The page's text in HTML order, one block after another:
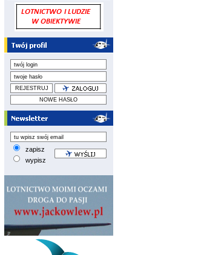
zapisz
wypisz